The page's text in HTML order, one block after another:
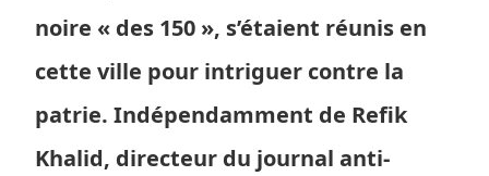
noire « des 150 », s’étaient réunis en
cette ville pour intriguer contre la
patrie. Indépendamment de Refik
Khalid, directeur du journal anti-